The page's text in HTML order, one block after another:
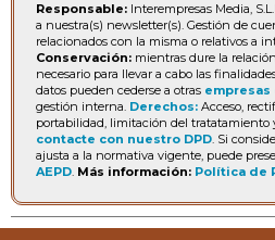
Responsable: Interempresas Media,
a nuestra(s) newsletter(s). Gestión de
relacionados con la misma o relativos a
Conservación: mientras dure la
necesario para llevar a cabo las
datos pueden cederse a otras
gestión interna. Derechos: Acceso,
portabilidad, limitación del tratatamiento
contacte con nuestro DPD. Si
ajusta a la normativa vigente, puede
AEPD. Más información: Política de